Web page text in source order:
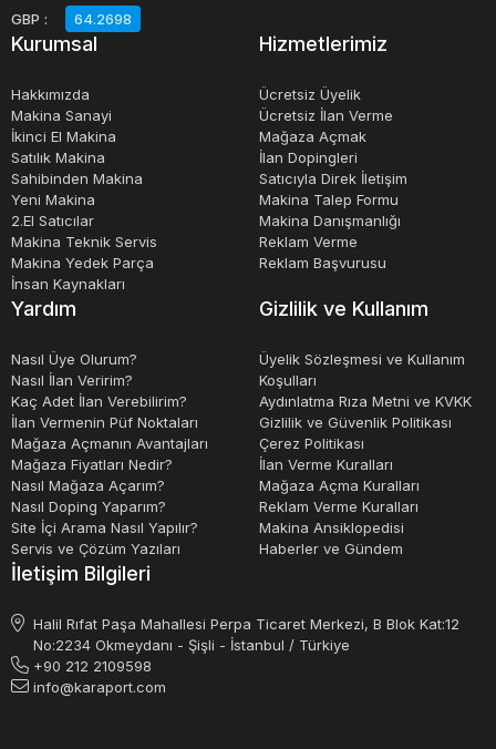
kapasitelerle üretilir. İkinci el selefon makinaları, bütçesi
kısıtlı olanlar için mükemmel bir seçenektir.
GBP : 64.2698
Kurumsal
Hakkımızda
Makina Sanayi
İkinci El Makina
Satılık Makina
Sahibinden Makina
Yeni Makina
2.El Satıcılar
Makina Teknik Servis
Makina Yedek Parça
İnsan Kaynakları
Hizmetlerimiz
Ücretsiz Üyelik
Ücretsiz İlan Verme
Mağaza Açmak
İlan Dopingleri
Satıcıyla Direk İletişim
Makina Talep Formu
Makina Danışmanlığı
Reklam Verme
Reklam Başvurusu
Yardım
Nasıl Üye Olurum?
Nasıl İlan Veririm?
Kaç Adet İlan Verebilirim?
İlan Vermenin Püf Noktaları
Mağaza Açmanın Avantajları
Mağaza Fiyatları Nedir?
Nasıl Mağaza Açarım?
Nasıl Doping Yaparım?
Site İçi Arama Nasıl Yapılır?
Servis ve Çözüm Yazıları
Gizlilik ve Kullanım
Üyelik Sözleşmesi ve Kullanım
Koşulları
Aydınlatma Rıza Metni ve KVKK
Gizlilik ve Güvenlik Politikası
Çerez Politikası
İlan Verme Kuralları
Mağaza Açma Kuralları
Reklam Verme Kuralları
Makina Ansiklopedisi
Haberler ve Gündem
İletişim Bilgileri
Halil Rıfat Paşa Mahallesi Perpa Ticaret Merkezi, B Blok Kat:12
No:2234 Okmeydanı - Şişli - İstanbul / Türkiye
+90 212 2109598
info@karaport.com